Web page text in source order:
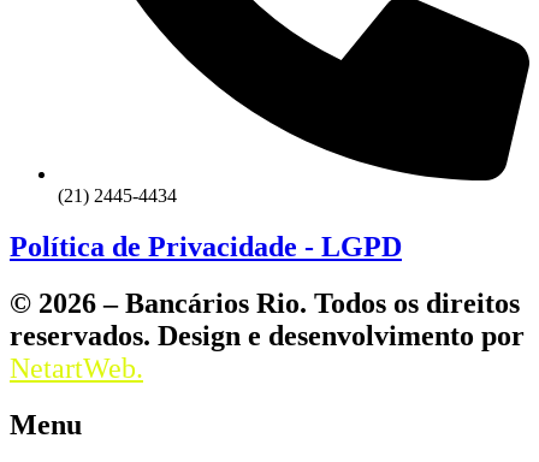
(21) 2445-4434
Política de Privacidade - LGPD
© 2026 – Bancários Rio. Todos os direitos
reservados. Design e desenvolvimento por
NetartWeb.
Menu